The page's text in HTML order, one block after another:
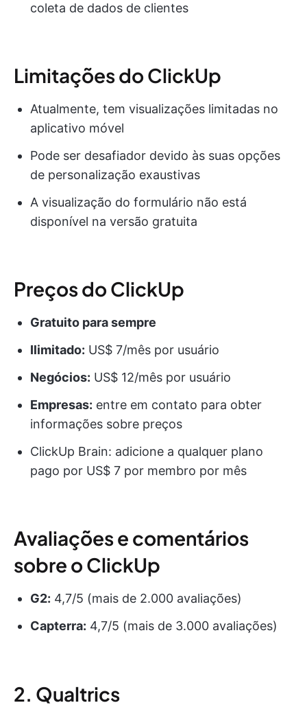
coleta de dados de clientes
Limitações do ClickUp
Atualmente, tem visualizações limitadas no
aplicativo móvel
Pode ser desafiador devido às suas opções
de personalização exaustivas
A visualização do formulário não está
disponível na versão gratuita
Preços do ClickUp
Gratuito para sempre
Ilimitado: US$ 7/mês por usuário
Negócios: US$ 12/mês por usuário
Empresas: entre em contato para obter
informações sobre preços
ClickUp Brain: adicione a qualquer plano
pago por US$ 7 por membro por mês
Avaliações e comentários
sobre o ClickUp
G2: 4,7/5 (mais de 2.000 avaliações)
Capterra: 4,7/5 (mais de 3.000 avaliações)
2. Qualtrics